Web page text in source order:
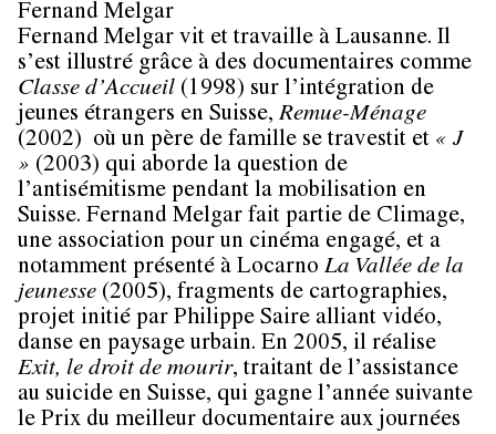
Fernand Melgar
Fernand Melgar vit et travaille à Lausanne. Il
s’est illustré grâce à des documentaires comme
Classe d’Accueil (1998) sur l’intégration de
jeunes étrangers en Suisse,Remue-Ménage
(2002) où un père de famille se travestit et « J
» (2003) qui aborde la question de
l’antisémitisme pendant la mobilisation en
Suisse. Fernand Melgar fait partie de Climage,
une association pour un cinéma engagé, et a
notamment présenté à Locarno La Vallée de la
jeunesse (2005), fragments de cartographies,
projet initié par Philippe Saire alliant vidéo,
danse en paysage urbain. En 2005, il réalise
Exit, le droit de mourir, traitant de l’assistance
au suicide en Suisse, qui gagne l’année suivante
le Prix du meilleur documentaire aux journées